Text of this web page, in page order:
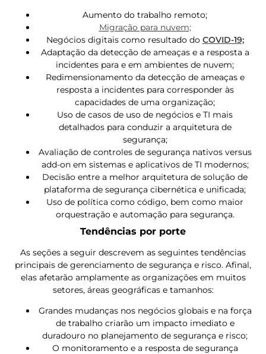
Aumento do trabalho remoto;
Migração para nuvem;
Negócios digitais como resultado do COVID-19;
Adaptação da detecção de ameaças e a resposta a
incidentes para e em ambientes de nuvem;
Redimensionamento da detecção de ameaças e
resposta a incidentes para corresponder às
capacidades de uma organização;
Uso de casos de uso de negócios e TI mais
detalhados para conduzir a arquitetura de
segurança;
Avaliação de controles de segurança nativos versus
add-on em sistemas e aplicativos de TI modernos;
Decisão entre a melhor arquitetura de solução de
plataforma de segurança cibernética e unificada;
Uso de política como código, bem como maior
orquestração e automação para segurança.
Tendências por porte
As seções a seguir descrevem as seguintes tendências
principais de gerenciamento de segurança e risco. Afinal,
elas afetarão amplamente as organizações em muitos
setores, áreas geográficas e tamanhos:
Grandes mudanças nos negócios globais e na força
de trabalho criarão um impacto imediato e
duradouro no planejamento de segurança e risco;
O monitoramento e a resposta de segurança